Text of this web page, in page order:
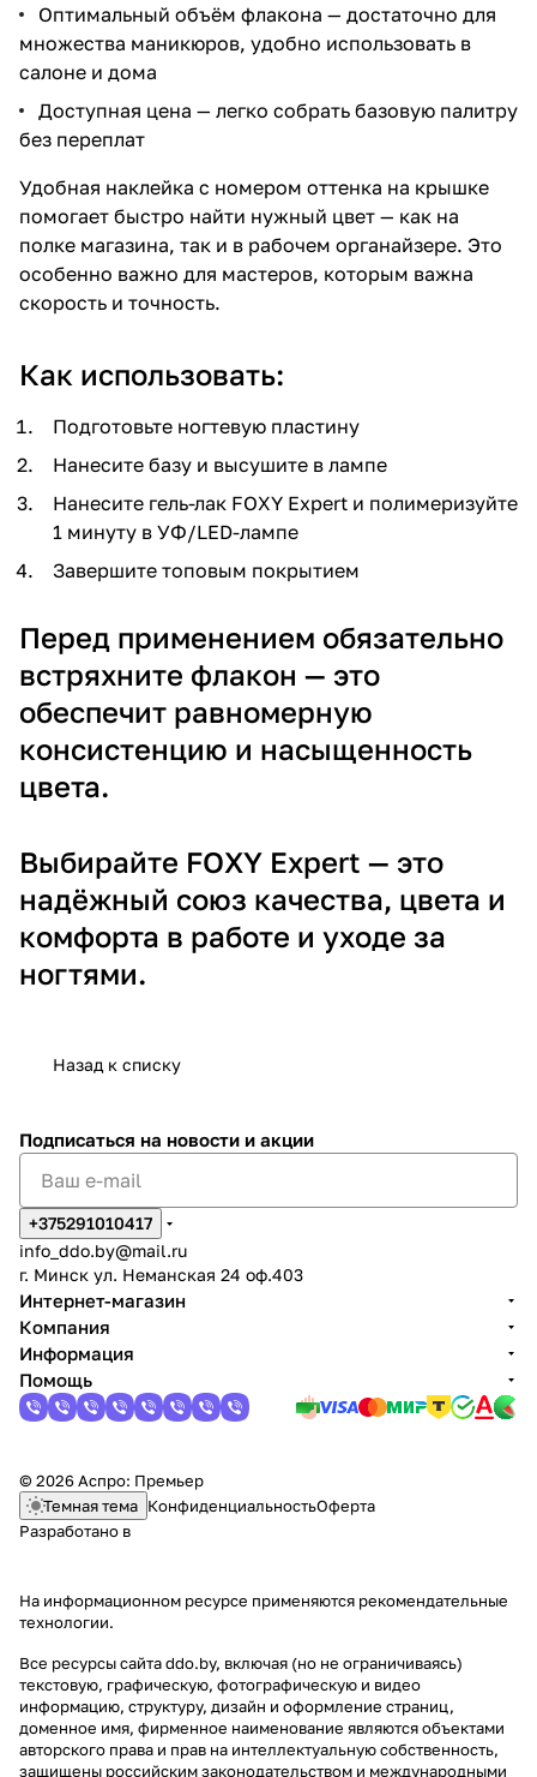
Оптимальный объём флакона — достаточно для
множества маникюров, удобно использовать в
салоне и дома
Доступная цена — легко собрать базовую палитру
без переплат
Удобная наклейка с номером оттенка на крышке
помогает быстро найти нужный цвет — как на
полке магазина, так и в рабочем органайзере. Это
особенно важно для мастеров, которым важна
скорость и точность.
Как использовать:
Подготовьте ногтевую пластину
Нанесите базу и высушите в лампе
Нанесите гель-лак FOXY Expert и полимеризуйте
1 минуту в УФ/LED-лампе
Завершите топовым покрытием
Перед применением обязательно
встряхните флакон — это
обеспечит равномерную
консистенцию и насыщенность
цвета.
Выбирайте FOXY Expert — это
надёжный союз качества, цвета и
комфорта в работе и уходе за
ногтями.
Назад к списку
Подписаться на новости и акции
+375291010417
info_ddo.by@mail.ru
г. Минск ул. Неманская 24 оф.403
Интернет-магазин
Компания
Информация
Помощь
© 2026 Аспро: Премьер
Темная тема КонфиденциальностьОферта
Разработано в
На информационном ресурсе применяются рекомендательные
технологии.
Все ресурсы сайта ddo.by, включая (но не ограничиваясь)
текстовую, графическую, фотографическую и видео
информацию, структуру, дизайн и оформление страниц,
доменное имя, фирменное наименование являются объектами
авторского права и прав на интеллектуальную собственность,
защищены российским законодательством и международными